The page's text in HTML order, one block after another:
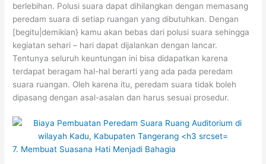
berlebihan. Polusi suara dapat dihilangkan dengan memasang
peredam suara di setiap ruangan yang dibutuhkan. Dengan
[begitu|demikian} kamu akan bebas dari polusi suara sehingga
kegiatan sehari – hari dapat dijalankan dengan lancar.
Tentunya seluruh keuntungan ini bisa didapatkan karena
terdapat beragam hal-hal berarti yang ada pada peredam
suara ruangan. Oleh karena itu, peredam suara tidak boleh
dipasang dengan asal-asalan dan harus sesuai prosedur.
7. Membuat Suasana Hati Menjadi Bahagia